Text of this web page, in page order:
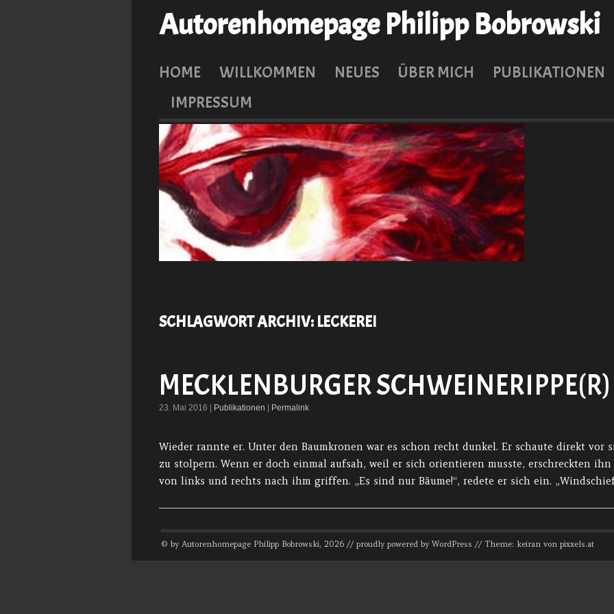
Autorenhomepage Philipp Bobrowski
HOME WILLKOMMEN NEUES ÜBER MICH
PUBLIKATIONEN
IMPRESSUM
SCHLAGWORT ARCHIV: LECKEREI
MECKLENBURGER SCHWEINERIPPE(R)
23. Mai 2016 | Publikationen Permalink
Wieder rannte er. Unter den Baumkronen war es schon recht dunkel. Er schaute direkt vor
zu stolpern. Wenn er doch einmal aufsah, weil er sich orientieren musste, erschreckten
von links und rechts nach ihm griffen. „Es sind nur Bäume!“, redete er sich ein.
© by Autorenhomepage Philipp Bobrowski, 2026 // proudly powered by WordPress // Theme: keiran vonpixxels.at